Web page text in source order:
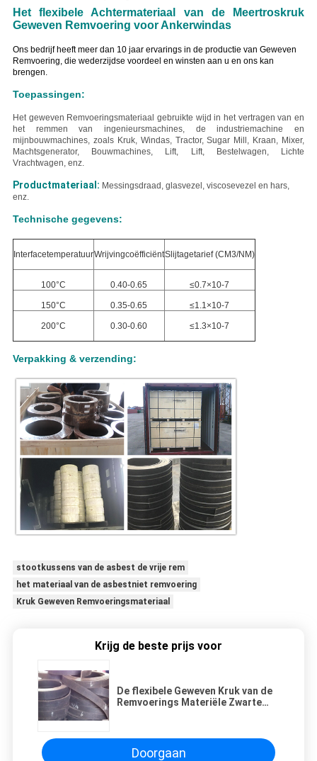
Het flexibele Achtermateriaal van de Meertroskruk
Geweven Remvoering voor Ankerwindas
Ons bedrijf heeft meer dan 10 jaar ervarings in de productie van Geweven
Remvoering, die wederzijdse voordeel en winsten aan u en ons kan
brengen.
Toepassingen:
Het geweven Remvoeringsmateriaal gebruikte wijd in het vertragen van en
het remmen van ingenieursmachines, de industriemachine en
mijnbouwmachines, zoals Kruk, Windas, Tractor, Sugar Mill, Kraan, Mixer,
Machtsgenerator, Bouwmachines, Lift, Lift, Bestelwagen, Lichte
Vrachtwagen, enz.
Productmateriaal: Messingsdraad, glasvezel, viscosevezel en hars,
enz.
Technische gegevens:
InterfacetemperatuurWrijvingcoëfficiëntSlijtagetarief (CM3/NM)
100°C 0.40-0.65 ≤0.7×10-7
150°C 0.35-0.65 ≤1.1×10-7
200°C 0.30-0.60 ≤1.3×10-7
Verpakking & verzending:
stootkussens van de asbest de vrije rem
het materiaal van de asbestniet remvoering
Kruk Geweven Remvoeringsmateriaal
Krijg de beste prijs voor
De flexibele Geweven Kruk van de
Remvoerings Materiële Zwarte
Doorgaan